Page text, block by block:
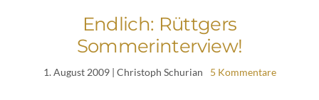
Endlich: Rüttgers
Sommerinterview!
1. August 2009| Christoph Schurian 5 Kommentare